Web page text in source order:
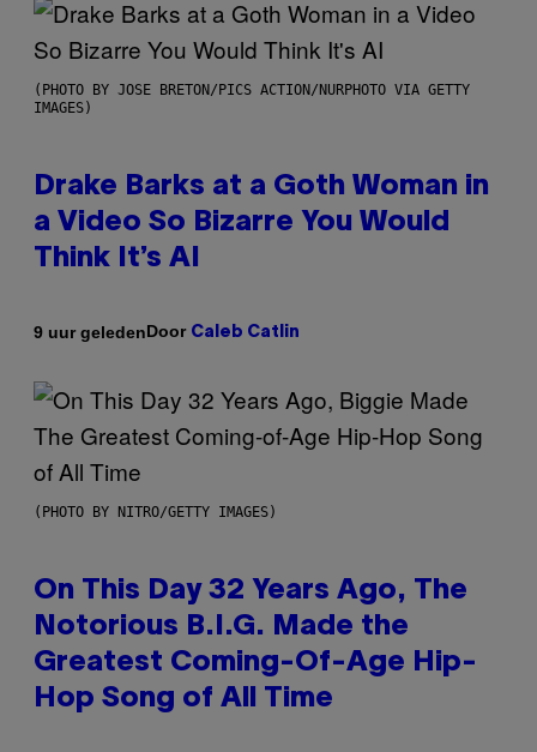
(PHOTO BY JOSE BRETON/PICS ACTION/NURPHOTO VIA GETTY
IMAGES)
Drake Barks at a Goth Woman in
a Video So Bizarre You Would
Think It’s AI
9 uur geledenDoor Caleb Catlin
(PHOTO BY NITRO/GETTY IMAGES)
On This Day 32 Years Ago, The
Notorious B.I.G. Made the
Greatest Coming-Of-Age Hip-
Hop Song of All Time